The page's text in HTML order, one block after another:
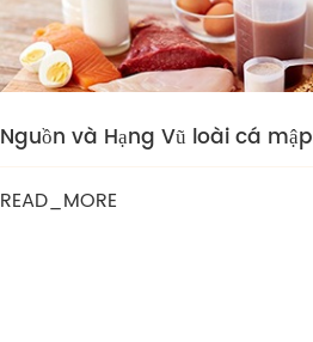
Nguồn và Hạng Vũ loài cá mập
READ_MORE